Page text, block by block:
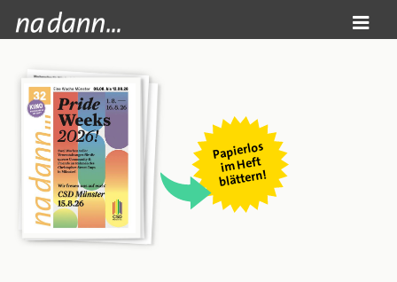
Papierlos
i
m Heft
blättern!